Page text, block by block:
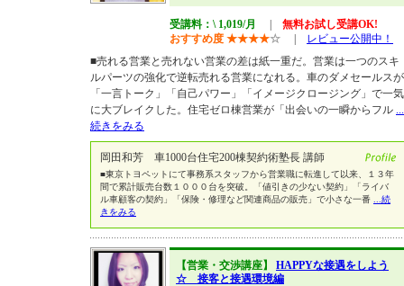
受講料：\ 1,019/月
無料お試し受講OK!
おすすめ度 ★★★★☆
レビュー公開中！
■売れる営業と売れない営業の差は紙一重だ。営業は一つのスキ
ルパーツの強化で逆転売れる営業になれる。車のダメセールスが
「一言トーク」「自己パワー」「イメージクロージング」で一気
に大ブレイクした。住宅ゼロ棟営業が「出会いの一瞬からフル ...
続きをみる
岡田和芳 車1000台住宅200棟契約術塾長 講師
■東京トヨペットにて事務系スタッフから営業職に転進して以来、１３年
間で累計販売台数１０００台を突破。「値引きの少ない契約」「ライバ
ル車顧客の契約」「保険・修理など関連商品の販売」で小さな一番
...続
きをみる
【営業・交渉講座】 HAPPYな接遇をしよう
☆ 接客と接遇環境編